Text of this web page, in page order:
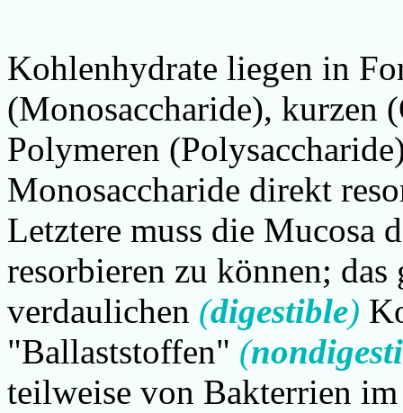
Kohlenhydrate liegen in
(Monosaccharide), kurzen
Polymeren
Monosaccharide direkt
Letztere muss die Mucosa
resorbieren zu können;
verdaulichen (digestible)
"Ballaststoffen" (
teilweise von Bakterrien